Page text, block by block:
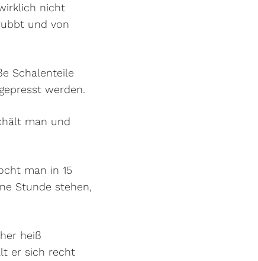
nicht
und von
Schalenteile
werden.
man und
man in 15
Stunde stehen,
heiß
er sich recht